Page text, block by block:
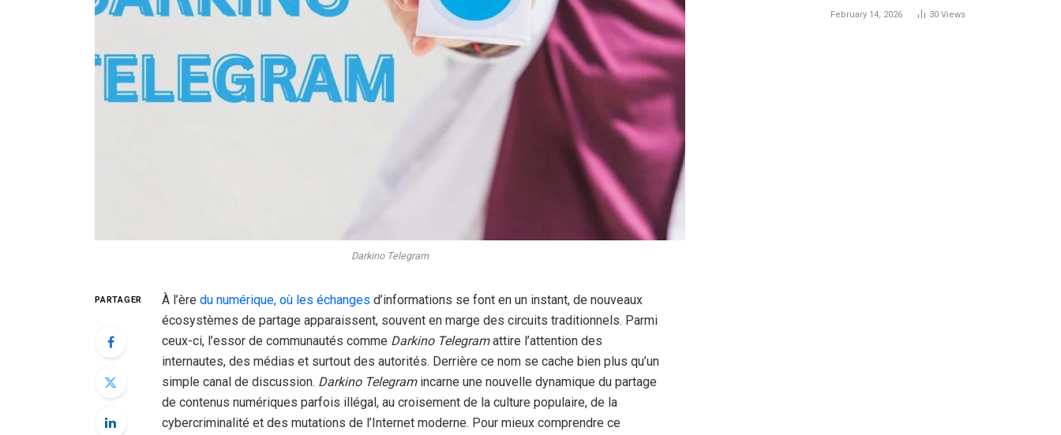
Darkino Telegram
PARTAGER À l’ère du numérique, où les échanges d’informations se font en un instant, de nouveaux
écosystèmes de partage apparaissent, souvent en marge des circuits traditionnels. Parmi
ceux-ci, l’essor de communautés comme Darkino Telegramattire l’attention des
internautes, des médias et surtout des autorités. Derrière ce nom se cache bien plus qu’un
simple canal de discussion. Darkino Telegramincarne une nouvelle dynamique du partage
de contenus numériques parfois illégal, au croisement de la culture populaire, de la
cybercriminalité et des mutations de l’Internet moderne. Pour mieux comprendre ce
sentimentale de la star
February 14, 2026 30 Views